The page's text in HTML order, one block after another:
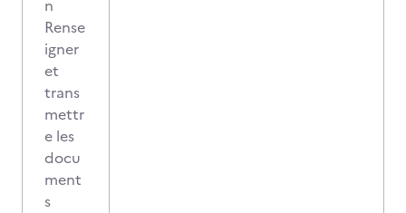
n
Rense
igner
et
trans
mettr
e les
docu
ment
s